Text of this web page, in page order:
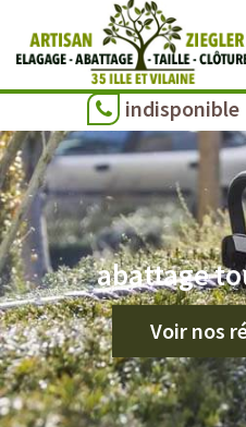
indisponible
abattage
Voir nos